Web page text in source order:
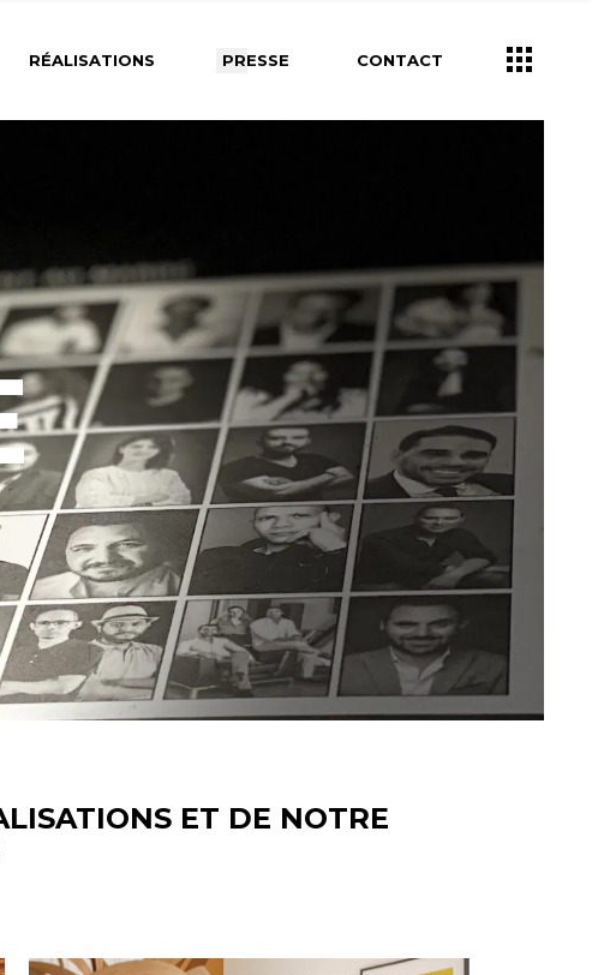
RÉALISATIONS PRESSE CONTACT
ET DE NOTRE